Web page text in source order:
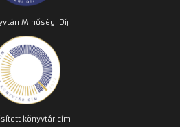
Minőségi Díj
könyvtár cím